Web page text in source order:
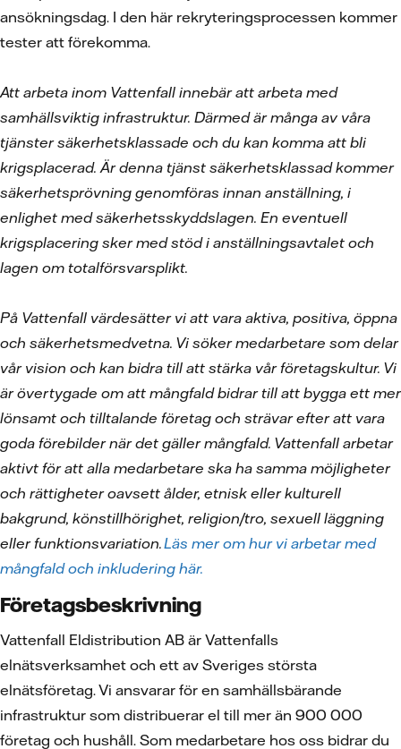
ansökningsdag. I den här rekryteringsprocessen kommer
tester att förekomma.
Att arbeta inom Vattenfall innebär att arbeta med
samhällsviktig infrastruktur. Därmed är många av våra
tjänster säkerhetsklassade och du kan komma att bli
krigsplacerad. Är denna tjänst säkerhetsklassad kommer
säkerhetsprövning genomföras innan anställning, i
enlighet med säkerhetsskyddslagen. En eventuell
krigsplacering sker med stöd i anställningsavtalet och
lagen om totalförsvarsplikt.
På Vattenfall värdesätter vi att vara aktiva, positiva, öppna
och säkerhetsmedvetna. Vi söker medarbetare som delar
vår vision och kan bidra till att stärka vår företagskultur. Vi
är övertygade om att mångfald bidrar till att bygga ett mer
lönsamt och tilltalande företag och strävar efter att vara
goda förebilder när det gäller mångfald. Vattenfall arbetar
aktivt för att alla medarbetare ska ha samma möjligheter
och rättigheter oavsett ålder, etnisk eller kulturell
bakgrund, könstillhörighet, religion/tro, sexuell läggning
eller funktionsvariation.Läs mer om hur vi arbetar med
mångfald och inkludering här.
Företagsbeskrivning
Vattenfall Eldistribution AB är Vattenfalls
elnätsverksamhet och ett av Sveriges största
elnätsföretag. Vi ansvarar för en samhällsbärande
infrastruktur som distribuerar el till mer än 900 000
företag och hushåll. Som medarbetare hos oss bidrar du